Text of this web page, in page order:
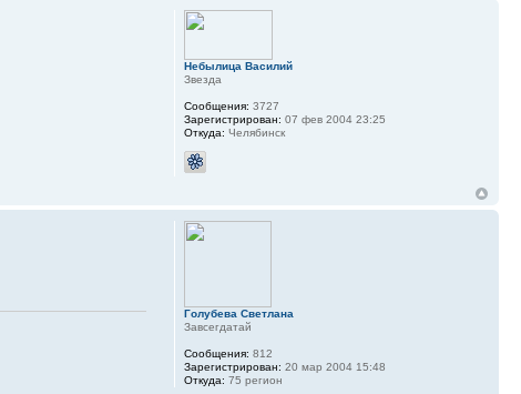
Небылица Василий
Звезда
Сообщения: 3727
Зарегистрирован: 07 фев 2004 23:25
Откуда: Челябинск
Голубева Светлана
Завсегдатай
Сообщения: 812
Зарегистрирован: 20 мар 2004 15:48
Откуда: 75 регион